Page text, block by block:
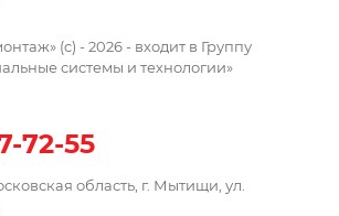
(c) - 2026 - входит в Группу
системы и технологии»
72-55
область, г. Мытищи, ул.